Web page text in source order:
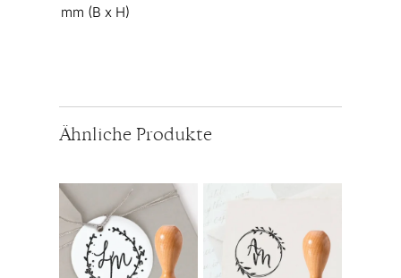
mm (B x H)
Ähnliche Produkte